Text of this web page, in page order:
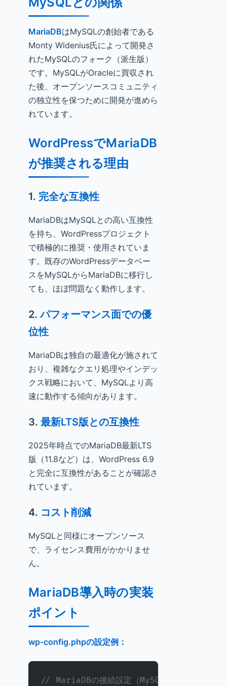
MariaDBはMySQLの創始者である
Monty Widenius氏によって開発さ
れたMySQLのフォーク（派生版）
です。MySQLがOracleに買収され
た後、オープンソースコミュニティ
の独立性を保つために開発が進めら
れています。
WordPressでMariaDB
が推奨される理由
1. 完全な互換性
MariaDBはMySQLとの高い互換性
を持ち、WordPressプロジェクト
で積極的に推奨・使用されていま
す。既存のWordPressデータベー
スをMySQLからMariaDBに移行し
ても、ほぼ問題なく動作します。
2.パフォーマンス面での優
位性
MariaDBは独自の最適化が施されて
おり、複雑なクエリ処理やインデッ
クス戦略において、MySQLより高
速に動作する傾向があります。
3. 最新LTS版との互換性
2025年時点でのMariaDB最新LTS
版（11.8など）は、WordPress 6.9
と完全に互換性があることが確認さ
れています。
4. コスト削減
MySQLと同様にオープンソース
で、ライセンス費用がかかりませ
ん。
MariaDB導入時の実装
ポイント
wp-config.phpの設定例：
// MariaDBの接続設定（MySQLと同じ形式）